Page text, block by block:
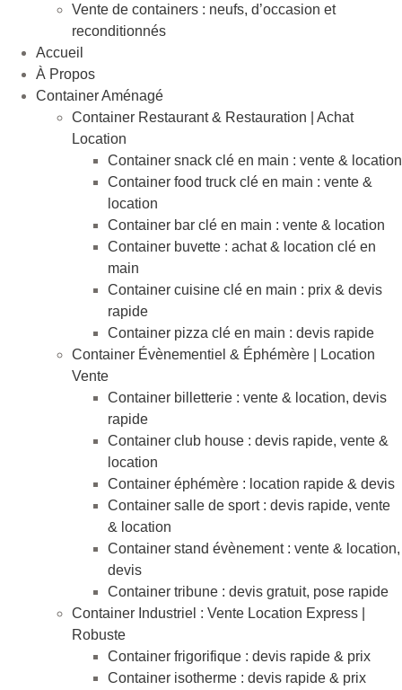
Vente de containers : neufs, d’occasion et
reconditionnés
Accueil
À Propos
Container Aménagé
Container Restaurant & Restauration | Achat
Location
Container snack clé en main : vente & location
Container food truck clé en main : vente &
location
Container bar clé en main : vente & location
Container buvette : achat & location clé en
main
Container cuisine clé en main : prix & devis
rapide
Container pizza clé en main : devis rapide
Container Évènementiel & Éphémère | Location
Vente
Container billetterie : vente & location, devis
rapide
Container club house : devis rapide, vente &
location
Container éphémère : location rapide & devis
Container salle de sport : devis rapide, vente
& location
Container stand évènement : vente & location,
devis
Container tribune : devis gratuit, pose rapide
Container Industriel : Vente Location Express |
Robuste
Container frigorifique : devis rapide & prix
Container isotherme : devis rapide & prix